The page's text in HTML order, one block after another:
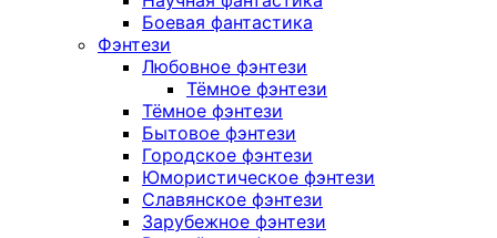
Боевая фантастика
Фэнтези
Любовное фэнтези
Тёмное фэнтези
Тёмное фэнтези
Бытовое фэнтези
Городское фэнтези
Юмористическое фэнтези
Славянское фэнтези
Зарубежное фэнтези